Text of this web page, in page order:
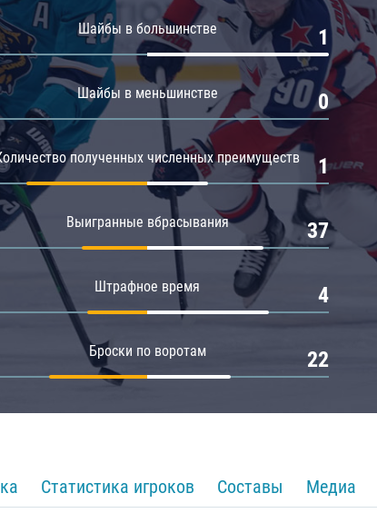
Амур
Барыс
Салават Юлаев
Шайбы в большинстве 1
Шайбы в меньшинстве 0
полученных численных преимуществ 1
Выигранные вбрасывания 37
Штрафное время 4
Броски по воротам 22
Статистика игроков Составы Медиа